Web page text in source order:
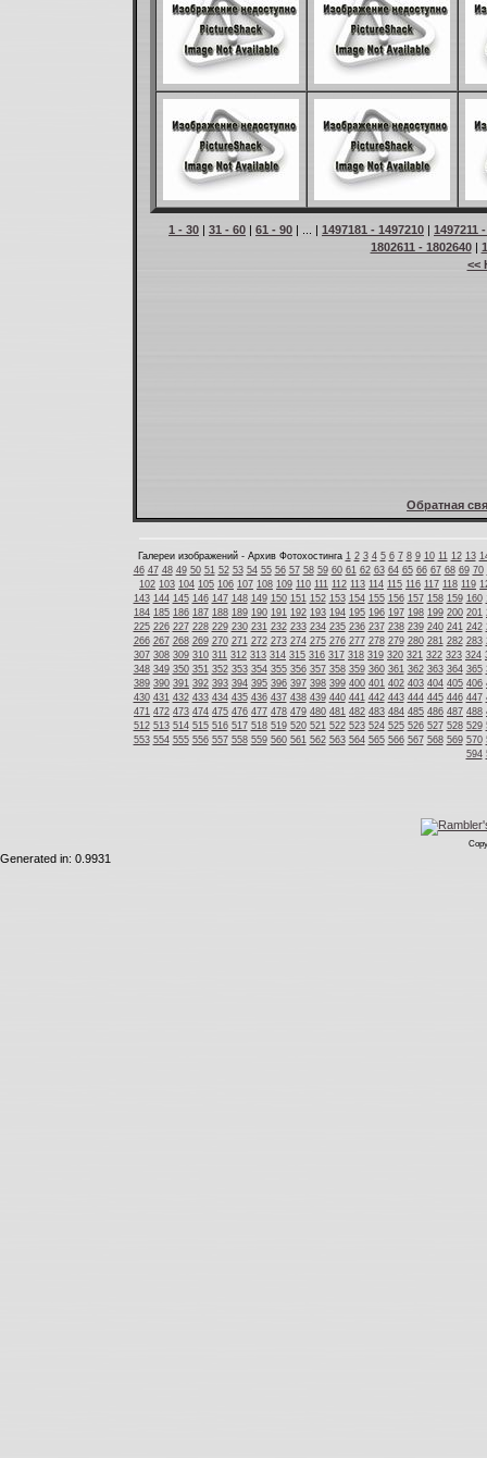
1 - 30 | 31 - 60 | 61 - 90 | ... | 1497181 - 1497210 | 1497211
1802611 - 1802640|
<<
Обратная
Галереи изображений - Архив Фотохостинга 1 2 3 4 5 6 7 8 9 10 11 12 13
46 47 48 49 50 51 52 53 54 55 56 57 58 59 60 61 62 63 64 65 66 67 68 69 70
102 103 104 105 106 107 108 109 110 111 112 113 114 115 116 117 118 119
143 144 145 146 147 148 149 150 151 152 153 154 155 156 157 158 159 160
184 185 186 187 188 189 190 191 192 193 194 195 196 197 198 199 200 201
225 226 227 228 229 230 231 232 233 234 235 236 237 238 239 240 241 242
266 267 268 269 270 271 272 273 274 275 276 277 278 279 280 281 282 283
307 308 309 310 311 312 313 314 315 316 317 318 319 320 321 322 323 324
348 349 350 351 352 353 354 355 356 357 358 359 360 361 362 363 364 365
389 390 391 392 393 394 395 396 397 398 399 400 401 402 403 404 405 406
430 431 432 433 434 435 436 437 438 439 440 441 442 443 444 445 446 447
471 472 473 474 475 476 477 478 479 480 481 482 483 484 485 486 487 488
512 513 514 515 516 517 518 519 520 521 522 523 524 525 526 527 528 529
553 554 555 556 557 558 559 560 561 562 563 564 565 566 567 568 569 570
594
Generated in: 0.9931